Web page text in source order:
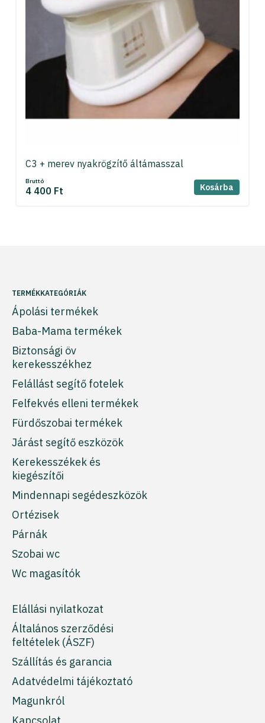
C3 + merev nyakrögzítő áltámasszal
Bruttó
4 400 Ft Kosárba
TERMÉKKATEGÓRIÁK
Ápolási termékek
Baba-Mama termékek
Biztonsági öv
kerekesszékhez
Felállást segítő fotelek
Felfekvés elleni termékek
Fürdőszobai termékek
Járást segítő eszközök
Kerekesszékek és
kiegészítői
Mindennapi segédeszközök
Ortézisek
Párnák
Szobai wc
Wc magasítók
Elállási nyilatkozat
Általános szerződési
feltételek (ÁSZF)
Szállítás és garancia
Adatvédelmi tájékoztató
Magunkról